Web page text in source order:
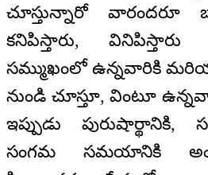
చూస్తున్నారో
కనిపిస్తారు,
సమ్ముఖంలో ఉన్నవారికి
నుండి చూస్తూ, వింటూ
ఇప్పుడు
సంగమ సమయానికి